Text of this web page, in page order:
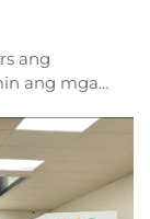
ang
ang mga
Kunin